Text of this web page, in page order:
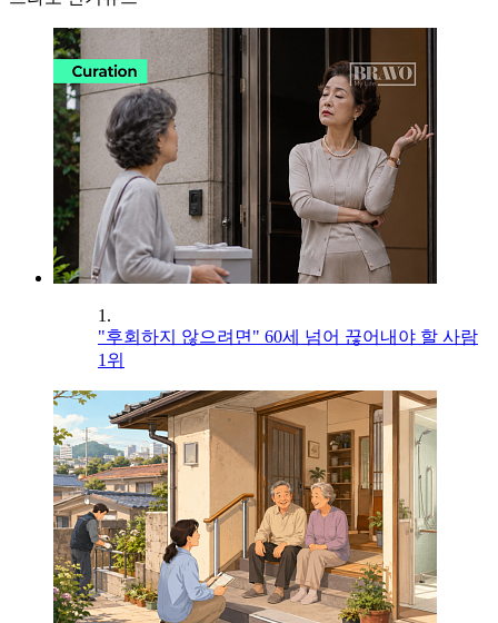
1.
"후회하지 않으려면" 60세 넘어 끊어내야 할 사람
1위